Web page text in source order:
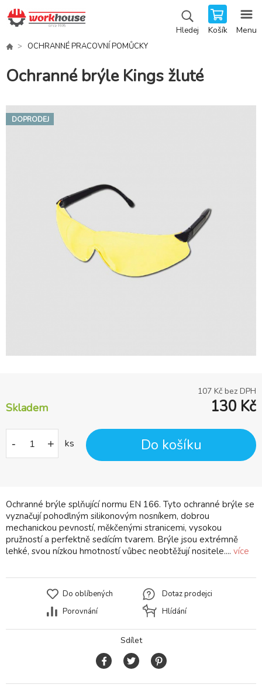
Hledej Košík Menu
OCHRANNÉ PRACOVNÍ POMŮCKY
Ochranné brýle Kings žluté
DOPRODEJ
Ochranné brýle splňující normu EN 166. Tyto ochranné brýle se
vyznačují pohodlným silikonovým nosníkem, dobrou
mechanickou pevností, měkčenými stranicemi, vysokou
pružností a perfektně sedícím tvarem. Brýle jsou extrémně
lehké, svou nízkou hmotností vůbec neobtěžují nositele.... více
107 Kč bez DPH
Skladem 130 Kč
- + ks Do košíku
Do oblíbených
Porovnání
Dotaz prodejci
Hlídání
Sdílet